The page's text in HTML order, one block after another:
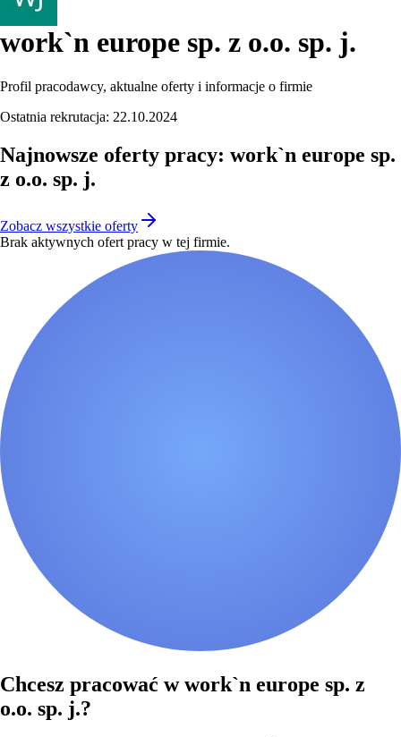
work`n europe sp. z o.o. sp. j.
Profil pracodawcy, aktualne oferty i informacje o firmie
Ostatnia rekrutacja: 22.10.2024
Najnowsze oferty pracy: work`n europe sp.
z o.o. sp. j.
Zobacz wszystkie oferty
Brak aktywnych ofert pracy w tej firmie.
Chcesz pracować w work`n europe sp. z
o.o. sp. j.?